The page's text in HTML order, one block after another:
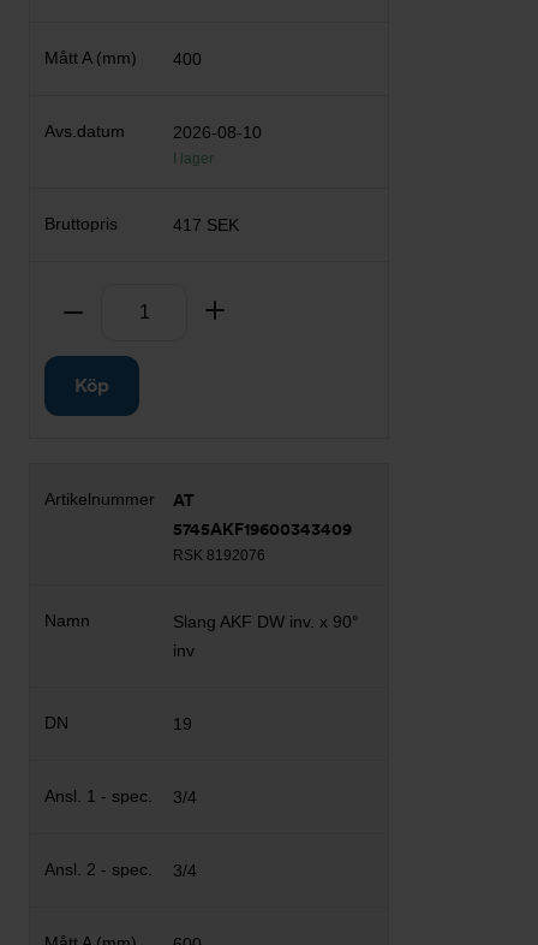
400
2026-08-10
I lager
417 SEK
Ta bort
Köp
AT
5745AKF19600343409
RSK 8192076
Slang AKF DW inv. x 90°
inv
19
3/4
3/4